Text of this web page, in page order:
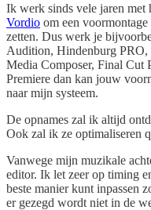
Ik werk sinds vele jaren met
Vordio om een
zetten. Dus werk je
Audition, Hindenburg PRO,
Media Composer, Final
Premiere dan kan jouw
naar mijn systeem.
De opnames zal ik altijd
Ook zal ik ze optimaliseren
Vanwege mijn muzikale
editor. Ik let zeer op timing
beste manier kunt inpassen
er gezegd wordt niet in de